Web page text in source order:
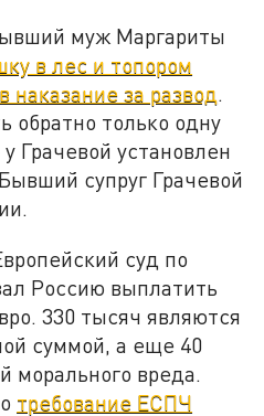
муж Маргариты
в лес и топором
наказание за развод.
обратно только одну
Грачевой установлен
супруг Грачевой
суд по
Россию выплатить
330 тысяч являются
суммой, а еще 40
морального вреда.
требование ЕСПЧ